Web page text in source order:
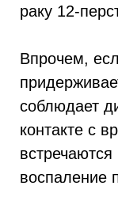
раку 12-
Впрочем,
соблюдает
контакте с
воспаление